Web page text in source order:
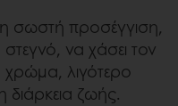
σωστή προσέγγιση,
στεγνό, να χάσει τον
χρώμα, λιγότερο
διάρκεια ζωής.